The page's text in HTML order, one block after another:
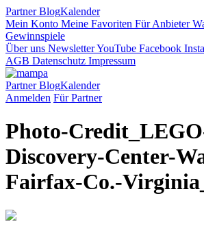
PartnerBlogKalender
Mein Konto Meine Favoriten Für Anbieter
Gewinnspiele
Über uns NewsletterYouTube Facebook
AGB Datenschutz Impressum
PartnerBlogKalender
Anmelden Für Partner
Photo-
Discovery-Center-
Fairfax-Co.-